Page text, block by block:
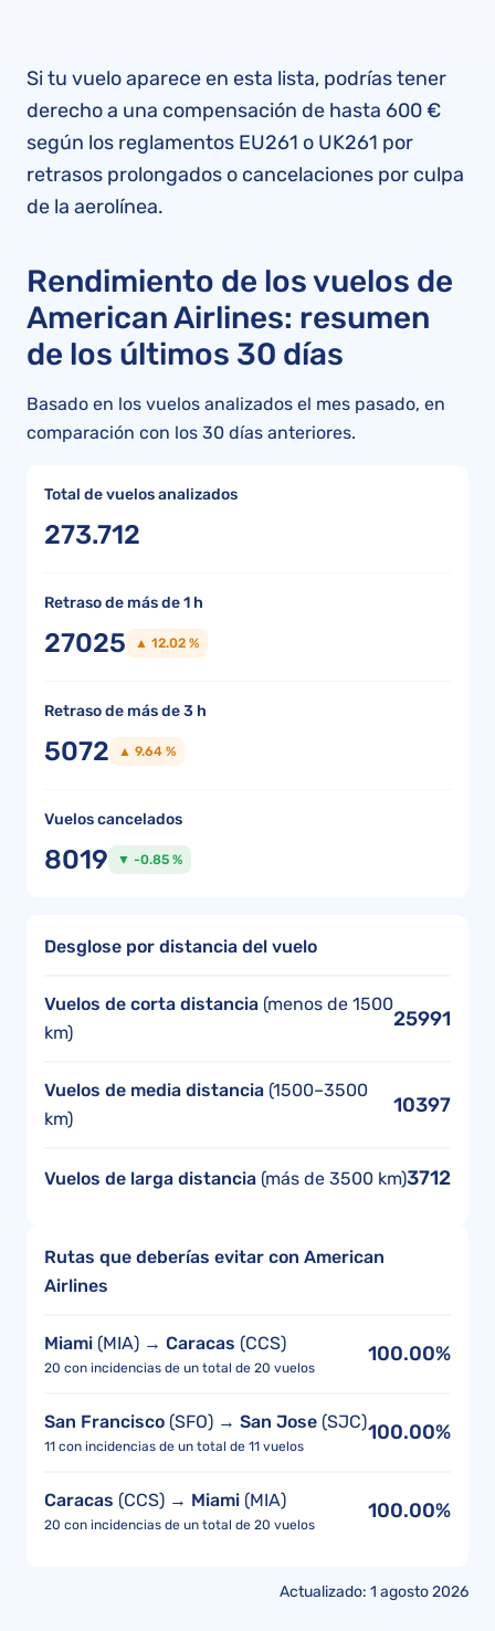
Si tu vuelo aparece en esta lista, podrías tener
derecho a una compensación de hasta 600 €
según los reglamentos EU261 o UK261 por
retrasos prolongados o cancelaciones por culpa
de la aerolínea.
Rendimiento de los vuelos de
American Airlines: resumen
de los últimos 30 días
Basado en los vuelos analizados el mes pasado, en
comparación con los 30 días anteriores.
Total de vuelos analizados
273.712
Retraso de más de 1 h
27025 ▲ 12.02 %
Retraso de más de 3 h
5072 ▲ 9.64 %
Vuelos cancelados
8019 ▼ -0.85 %
Desglose por distancia del vuelo
Vuelos de corta distancia (menos de 1500
km)
25991
Vuelos de media distancia (1500–3500
km)
10397
Vuelos de larga distancia (más de 3500 km)3712
Rutas que deberías evitar con American
Airlines
Miami (MIA) → Caracas (CCS)
20 con incidencias de un total de 20 vuelos
100.00%
San Francisco (SFO) → San Jose (SJC)
11 con incidencias de un total de 11 vuelos
100.00%
Caracas (CCS) → Miami (MIA)
20 con incidencias de un total de 20 vuelos
100.00%
Actualizado: 1 agosto 2026